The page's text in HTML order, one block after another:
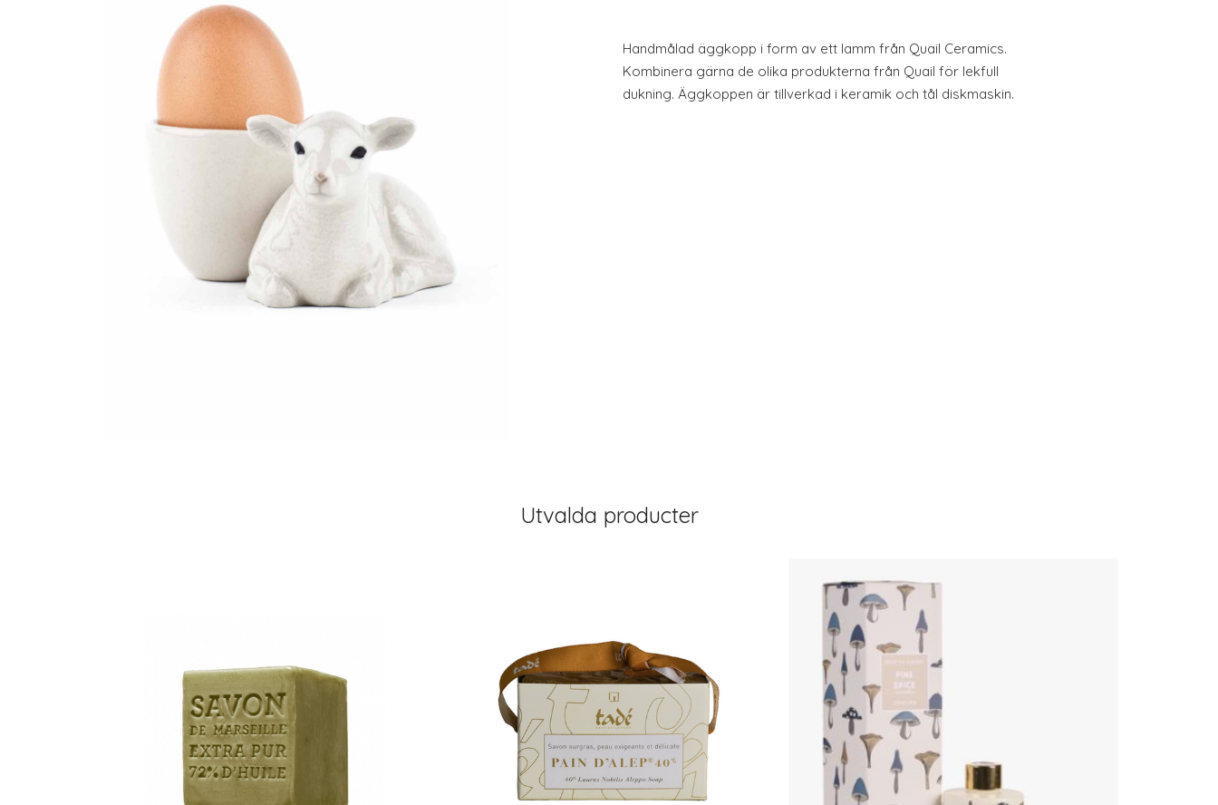
Handmålad äggkopp i form av ett lamm från Quail Ceramics.
Kombinera gärna de olika produkterna från Quail för lekfull
dukning. Äggkoppen är tillverkad i keramik och tål diskmaskin.
Utvalda producter